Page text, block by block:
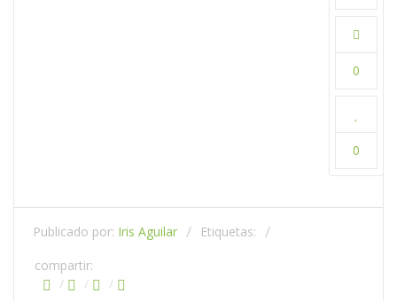
0
0
Publicado por: Iris Aguilar
Etiquetas:
compartir: